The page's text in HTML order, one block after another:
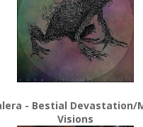
- Bestial Devastation/
Visions